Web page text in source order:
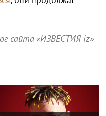
сайта «ИЗВЕСТИЯ iz»